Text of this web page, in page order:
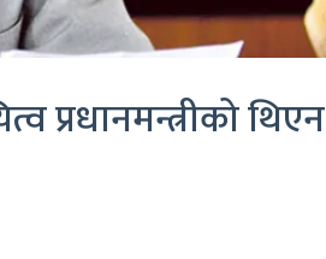
प्रधानमन्त्रीको थिएन